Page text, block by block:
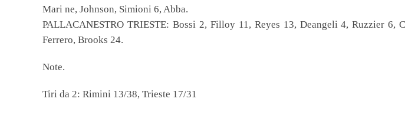
Mari ne, Johnson, Simioni 6, Abba.
PALLACANESTRO TRIESTE: Bossi 2, Filloy 11, Reyes 13, Deangeli 4, Ruzzier 6,
Ferrero, Brooks 24.
Note.
Tiri da 2: Rimini 13/38, Trieste 17/31